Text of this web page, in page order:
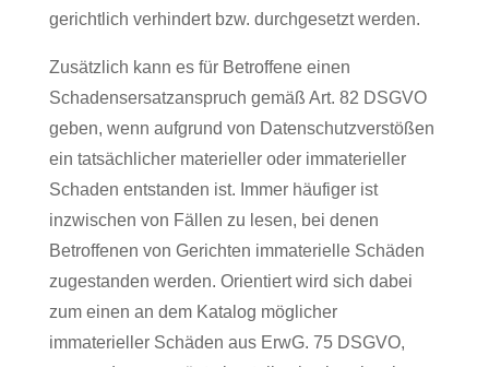
gerichtlich verhindert bzw. durchgesetzt werden.
Zusätzlich kann es für Betroffene einen
Schadensersatzanspruch gemäß Art. 82 DSGVO
geben, wenn aufgrund von Datenschutzverstößen
ein tatsächlicher materieller oder immaterieller
Schaden entstanden ist. Immer häufiger ist
inzwischen von Fällen zu lesen, bei denen
Betroffenen von Gerichten immaterielle Schäden
zugestanden werden. Orientiert wird sich dabei
zum einen an dem Katalog möglicher
immaterieller Schäden aus ErwG. 75 DSGVO,